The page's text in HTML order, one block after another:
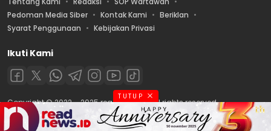
Pedoman Media Siber
Kontak Kami
Beriklan
Syarat Penggunaan
Kebijakan Privasi
Ikuti Kami
Copyright © 2022 – 2025 readnews.id | All rights reserved.
TUTUP